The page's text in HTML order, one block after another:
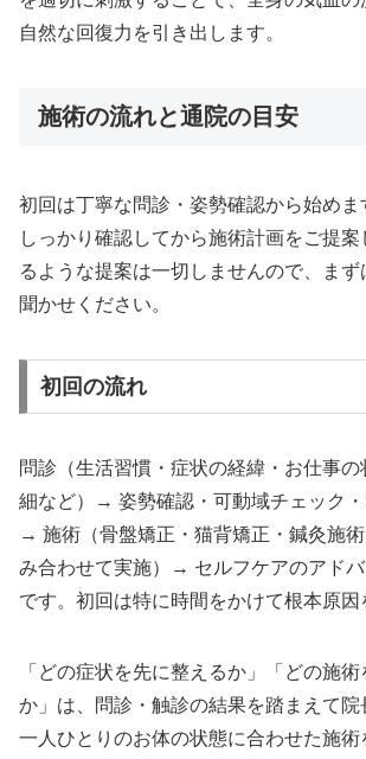
自然な回復力を引き出します。
施術の流れと通院の目安
初回は丁寧な問診・姿勢確認から始めま
しっかり確認してから施術計画をご提
るような提案は一切しませんので、ま
聞かせください。
初回の流れ
問診（生活習慣・症状の経緯・お仕事
細など）→ 姿勢確認・可動域チェック
→ 施術（骨盤矯正・猫背矯正・鍼灸施
み合わせて実施）→ セルフケアのアド
です。初回は特に時間をかけて根本原因
「どの症状を先に整えるか」「どの施
か」は、問診・触診の結果を踏まえて院
一人ひとりのお体の状態に合わせた施術